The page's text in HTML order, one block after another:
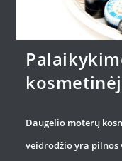
Daugelio moterų
veidrodžio yra